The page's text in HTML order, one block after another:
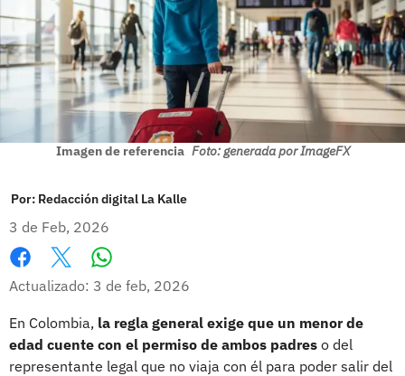
Imagen de referencia Foto: generada por ImageFX
Por: Redacción digital La Kalle
3 de Feb, 2026
Facebook
X
Actualizado: 3 de feb, 2026
En Colombia, la regla general exige que un menor de
edad cuente con el permiso de ambos padres o del
representante legal que no viaja con él para poder salir del